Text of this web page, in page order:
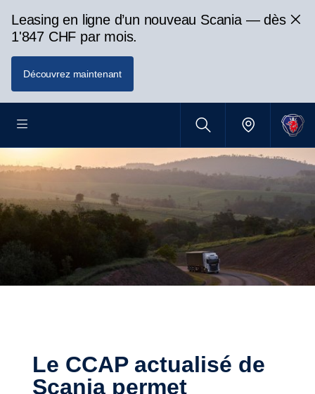
Leasing en ligne d’un nouveau Scania — dès
1'847 CHF par mois.
Découvrez maintenant
Le CCAP actualisé de
Scania permet